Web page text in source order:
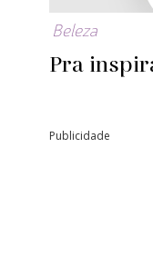
Beleza
Pra
Publicidade